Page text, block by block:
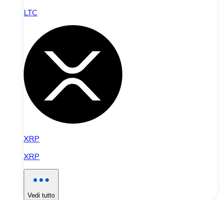
LTC
XRP
XRP
Vedi tutto